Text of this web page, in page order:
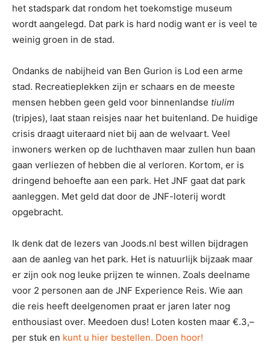
het stadspark dat rondom het toekomstige museum
wordt aangelegd. Dat park is hard nodig want er is veel te
weinig groen in de stad.
Ondanks de nabijheid van Ben Gurion is Lod een arme
stad. Recreatieplekken zijn er schaars en de meeste
mensen hebben geen geld voor binnenlandse tiulim
(tripjes), laat staan reisjes naar het buitenland. De huidige
crisis draagt uiteraard niet bij aan de welvaart. Veel
inwoners werken op de luchthaven maar zullen hun baan
gaan verliezen of hebben die al verloren. Kortom, er is
dringend behoefte aan een park. Het JNF gaat dat park
aanleggen. Met geld dat door de JNF-loterij wordt
opgebracht.
Ik denk dat de lezers van Joods.nl best willen bijdragen
aan de aanleg van het park. Het is natuurlijk bijzaak maar
er zijn ook nog leuke prijzen te winnen. Zoals deelname
voor 2 personen aan de JNF Experience Reis. Wie aan
die reis heeft deelgenomen praat er jaren later nog
enthousiast over. Meedoen dus! Loten kosten maar €.3,–
per stuk en kunt u hier bestellen. Doen hoor!